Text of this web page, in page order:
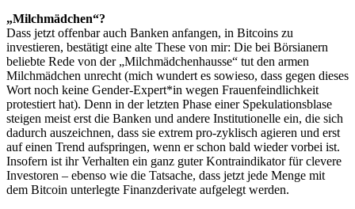
„Milchmädchen“?
Dass jetzt offenbar auch Banken anfangen, in Bitcoins zu
investieren, bestätigt eine alte These von mir: Die bei Börsianern
beliebte Rede von der „Milchmädchenhausse“ tut den armen
Milchmädchen unrecht (mich wundert es sowieso, dass gegen dieses
Wort noch keine Gender-Expert*in wegen Frauenfeindlichkeit
protestiert hat). Denn in der letzten Phase einer Spekulationsblase
steigen meist erst die Banken und andere Institutionelle ein, die sich
dadurch auszeichnen, dass sie extrem pro-zyklisch agieren und erst
auf einen Trend aufspringen, wenn er schon bald wieder vorbei ist.
Insofern ist ihr Verhalten ein ganz guter Kontraindikator für clevere
Investoren – ebenso wie die Tatsache, dass jetzt jede Menge mit
dem Bitcoin unterlegte Finanzderivate aufgelegt werden.